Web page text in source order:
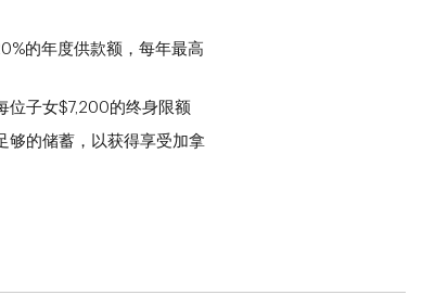
的年度供款额，每年最高
位子女$7,200的终身限额
够的储蓄，以获得享受加拿